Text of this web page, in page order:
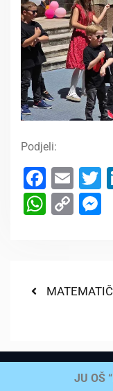
Podjeli:
Copy
JU OŠ